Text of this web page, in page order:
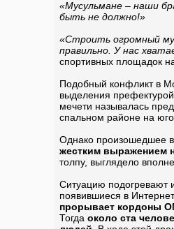
«Мусульмане – наши
быть не должно!»
«Строить огромный
правильно. У нас
спортивных площадок
Подобный конфликт в
выделения
мечети называлась
спальном районе на
Однако произошедшее
жестким выражением
толпу, выглядело
Ситуацию подогревают
появившиеся в
прорывает кордоны
Тогда около ста